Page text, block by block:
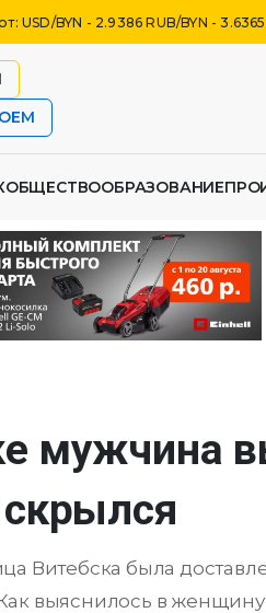
USD/BYN - 2.9386 RUB/BYN - 3.6365
ОБЩЕСТВООБРАЗОВАНИЕ
мужчина
скрылся
Витебска была
выяснилось в